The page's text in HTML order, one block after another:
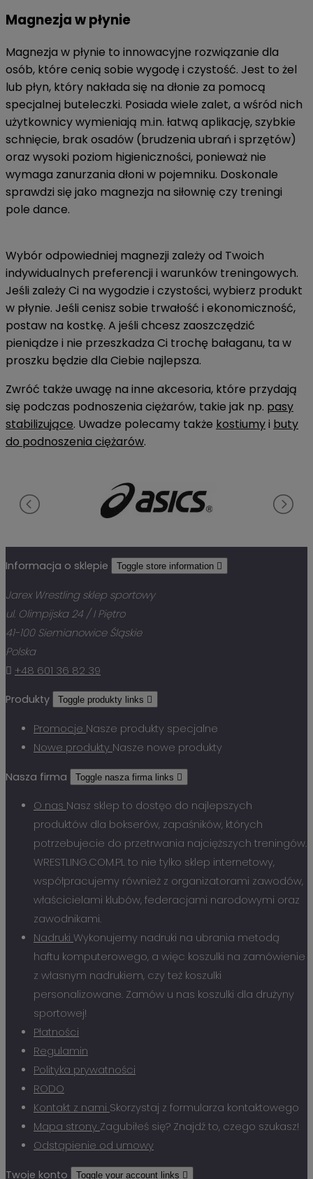
Magnezja w płynie
Magnezja w płynie to innowacyjne rozwiązanie dla
osób, które cenią sobie wygodę i czystość. Jest to żel
lub płyn, który nakłada się na dłonie za pomocą
specjalnej buteleczki. Posiada wiele zalet, a wśród nich
użytkownicy wymieniają m.in. łatwą aplikację, szybkie
schnięcie, brak osadów (brudzenia ubrań i sprzętów)
oraz wysoki poziom higieniczności, ponieważ nie
wymaga zanurzania dłoni w pojemniku. Doskonale
sprawdzi się jako magnezja na siłownię czy treningi
pole dance.
Wybór odpowiedniej magnezji zależy od Twoich
indywidualnych preferencji i warunków treningowych.
Jeśli zależy Ci na wygodzie i czystości, wybierz produkt
w płynie. Jeśli cenisz sobie trwałość i ekonomiczność,
postaw na kostkę. A jeśli chcesz zaoszczędzić
pieniądze i nie przeszkadza Ci trochę bałaganu, ta w
proszku będzie dla Ciebie najlepsza.
Zwróć także uwagę na inne akcesoria, które przydają
się podczas podnoszenia ciężarów, takie jak np. pasy
stabilizujące. Uwadze polecamy także kostiumyi buty
do podnoszenia ciężarów.
Informacja o sklepie Toggle store information 
Jarex Wrestling sklep sportowy
ul. Olimpijska 24 / I Piętro
41-100 Siemianowice Śląskie
Polska
 +48 601 36 82 39
Produkty Toggle produkty links 
Promocje Nasze produkty specjalne
Nowe produkty Nasze nowe produkty
Nasza firma Toggle nasza firma links 
O nas Nasz sklep to dostęo do najlepszych
produktów dla bokserów, zapaśników, których
potrzebujecie do przetrwania najcięższych treningów.
WRESTLING.COM.PL to nie tylko sklep internetowy,
współpracujemy również z organizatorami zawodów,
właścicielami klubów, federacjami narodowymi oraz
zawodnikami.
Nadruki Wykonujemy nadruki na ubrania metodą
haftu komputerowego, a więc koszulki na zamówienie
z własnym nadrukiem, czy też koszulki
personalizowane. Zamów u nas koszulki dla drużyny
sportowej!
Płatności
Regulamin
Polityka prywatności
RODO
Kontakt z nami Skorzystaj z formularza kontaktowego
Mapa strony Zagubiłeś się? Znajdź to, czego szukasz!
Odstąpienie od umowy
Twoje konto Toggle your account links 